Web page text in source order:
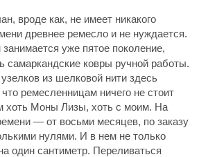
вроде как, не имеет никакого
древнее ремесло и не нуждается.
занимается уже пятое поколение,
самаркандские ковры ручной работы.
из шелковой нити здесь
ремесленницам ничего не стоит
хоть Моны Лизы, хоть с моим. На
— от восьми месяцев, по заказу
нулями. И в нем не только
один сантиметр. Переливаться